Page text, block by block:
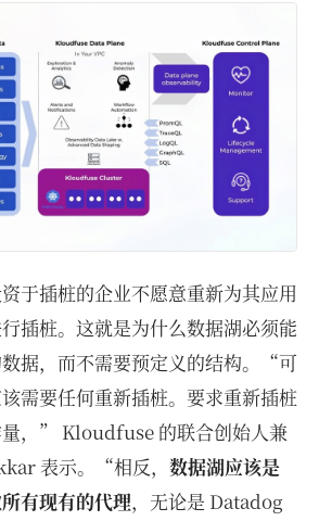
于插桩的企业不愿意重新为其应用
插桩。这就是为什么数据湖必须能
据，而不需要预定义的结构。“可
需要任何重新插桩。要求重新插桩
量，” Kloudfuse 的联合创始人兼
表示。“相反， 数据湖应该是
有现有的代理，无论是 Datadog